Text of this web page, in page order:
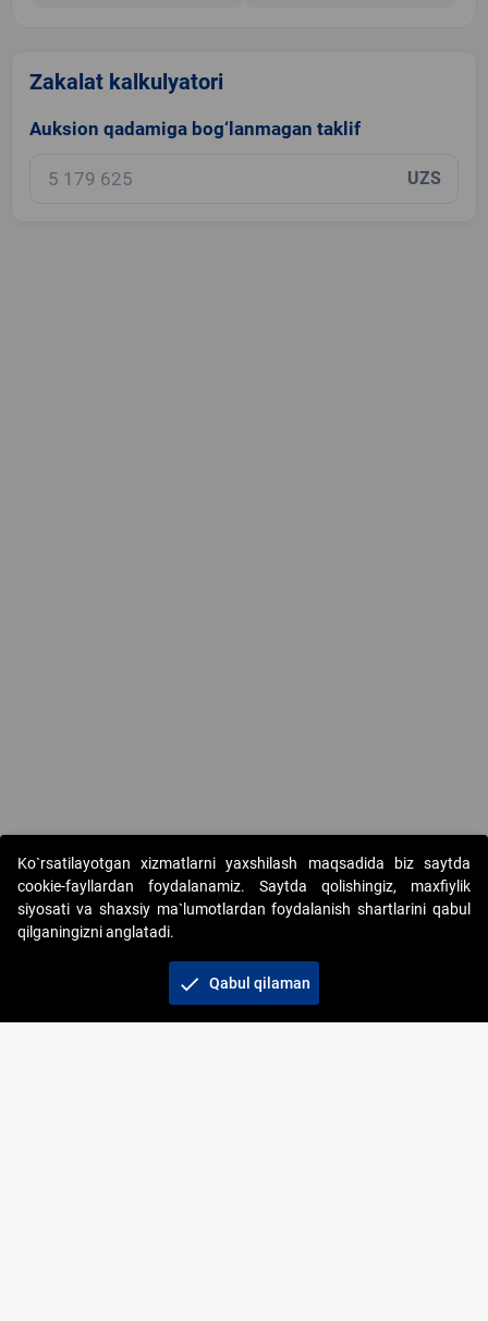
Zakalat kalkulyatori
Auksion qadamiga bog‘lanmagan taklif
UZS
Copyright © 2017-2026. "Elektron onlayn-auksionlarni
tashkil etish" AJ. Barcha huquqlar himoyalangan
Ko`rsatilayotgan xizmatlarni yaxshilash maqsadida biz saytda
cookie-fayllardan foydalanamiz. Saytda qolishingiz, maxfiylik
siyosati va shaxsiy ma`lumotlardan foydalanish shartlarini qabul
qilganingizni anglatadi.
check Qabul qilaman